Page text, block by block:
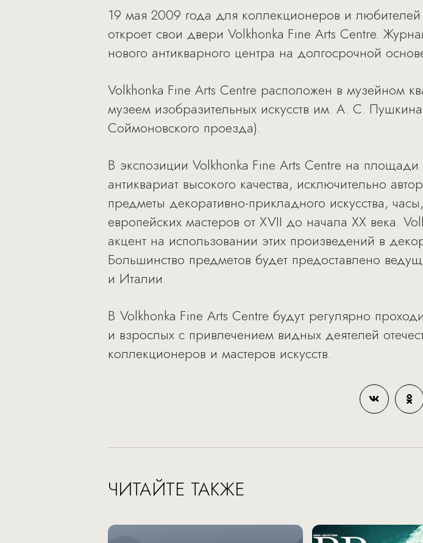
19 мая 2009 года для коллекционеров и любителей
откроет свои двери Volkhonka Fine Arts Centre.
нового антикварного центра на долгосрочной
Volkhonka Fine Arts Centre расположен в музейном
музеем изобразительных искусств им. А. С.
Соймоновского проезда).
В экспозиции Volkhonka Fine Arts Centre на
антиквариат высокого качества, исключительно
предметы декоративно-прикладного искусства,
европейских мастеров от XVII до начала XX века.
акцент на использовании этих произведений в
Большинство предметов будет предоставлено
и Италии.
В Volkhonka Fine Arts Centre будут регулярно
и взрослых с привлечением видных деятелей
коллекционеров и мастеров искусств.
ЧИТАЙТЕ ТАКЖЕ